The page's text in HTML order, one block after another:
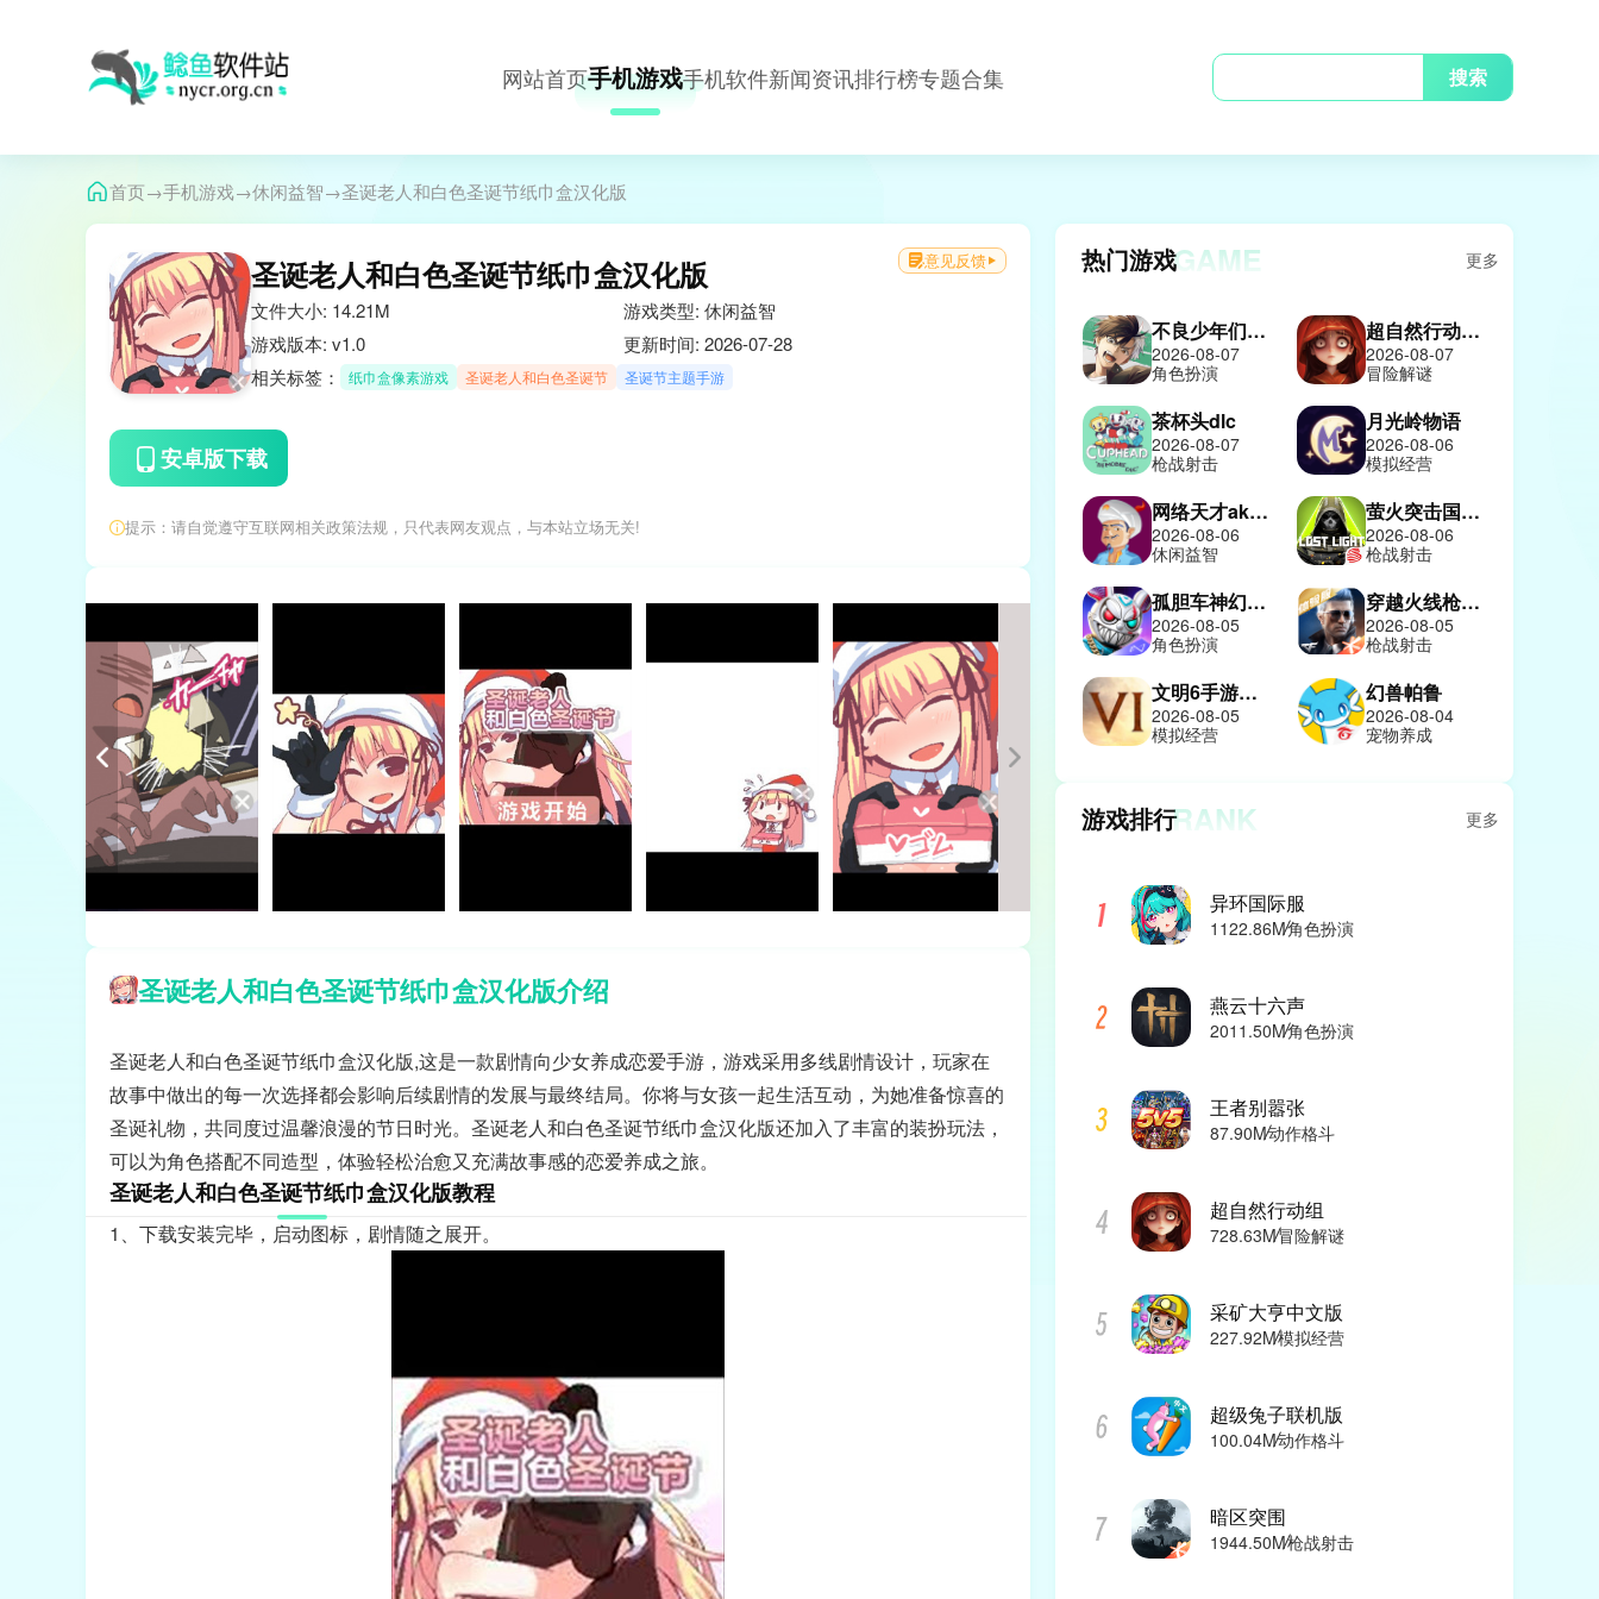
网站首页手机游戏手机软件新闻资讯排行榜专题合集 搜索
首页→手机游戏→休闲益智→圣诞老人和白色圣诞节纸巾盒汉化版
意见反馈
圣诞老人和白色圣诞节纸巾盒汉化版
文件大小: 14.21M
游戏类型: 休闲益智
游戏版本: v1.0
更新时间: 2026-07-28
相关标签：
纸巾盒像素游戏 圣诞老人和白色圣诞节 圣诞节主题手游
安卓版下载
提示：请自觉遵守互联网相关政策法规，只代表网友观点，与本站立场无关!
圣诞老人和白色圣诞节纸巾盒汉化版介绍
圣诞老人和白色圣诞节纸巾盒汉化版,这是一款剧情向少女养成恋爱手游，游戏采用多线剧情设计，玩家在
故事中做出的每一次选择都会影响后续剧情的发展与最终结局。你将与女孩一起生活互动，为她准备惊喜的
圣诞礼物，共同度过温馨浪漫的节日时光。圣诞老人和白色圣诞节纸巾盒汉化版还加入了丰富的装扮玩法，
可以为角色搭配不同造型，体验轻松治愈又充满故事感的恋爱养成之旅。
圣诞老人和白色圣诞节纸巾盒汉化版教程
1、下载安装完毕，启动图标，剧情随之展开。
热门游戏GAME 更多
不良少年们的英雄谭日服
2026-08-07
角色扮演
超自然行动组2026
2026-08-07
冒险解谜
茶杯头dlc
2026-08-07
枪战射击
月光岭物语
2026-08-06
模拟经营
网络天才akinatour
2026-08-06
休闲益智
萤火突击国际服
2026-08-06
枪战射击
孤胆车神幻影城
2026-08-05
角色扮演
穿越火线枪战王者体验服
2026-08-05
枪战射击
文明6手游中文版
2026-08-05
模拟经营
幻兽帕鲁
2026-08-04
宠物养成
游戏排行RANK 更多
异环国际服
1122.86M角色扮演
燕云十六声
2011.50M角色扮演
王者别嚣张
87.90M动作格斗
超自然行动组
728.63M冒险解谜
采矿大亨中文版
227.92M模拟经营
超级兔子联机版
100.04M动作格斗
暗区突围
1944.50M枪战射击